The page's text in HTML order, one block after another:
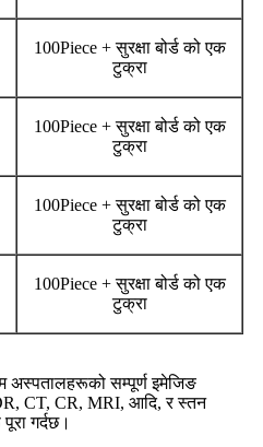
100Piece + सुरक्षा बोर्ड को एक
टुक्रा
100Piece + सुरक्षा बोर्ड को एक
टुक्रा
100Piece + सुरक्षा बोर्ड को एक
टुक्रा
100Piece + सुरक्षा बोर्ड को एक
टुक्रा
अस्पतालहरूको सम्पूर्ण इमेजिङ
CT, CR, MRI, आदि, र स्तन
गर्दछ।